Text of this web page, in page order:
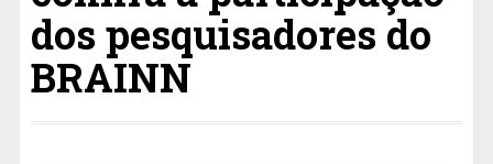
dos pesquisadores do
BRAINN